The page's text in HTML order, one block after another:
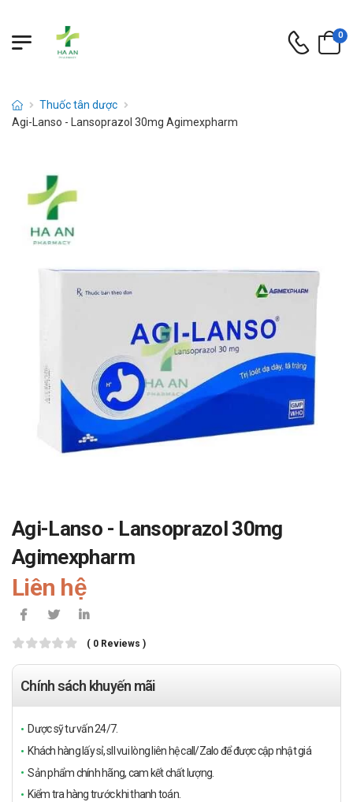
0
Thuốc tân dược
Agi-Lanso - Lansoprazol 30mg Agimexpharm
Agi-Lanso - Lansoprazol 30mg
Agimexpharm
Liên hệ
( 0 Reviews )
Chính sách khuyến mãi
Dược sỹ tư vấn 24/7.
Khách hàng lấy sỉ, sll vui lòng liên hệ call/Zalo để được cập nhật giá
Sản phẩm chính hãng, cam kết chất lượng.
Kiểm tra hàng trước khi thanh toán.